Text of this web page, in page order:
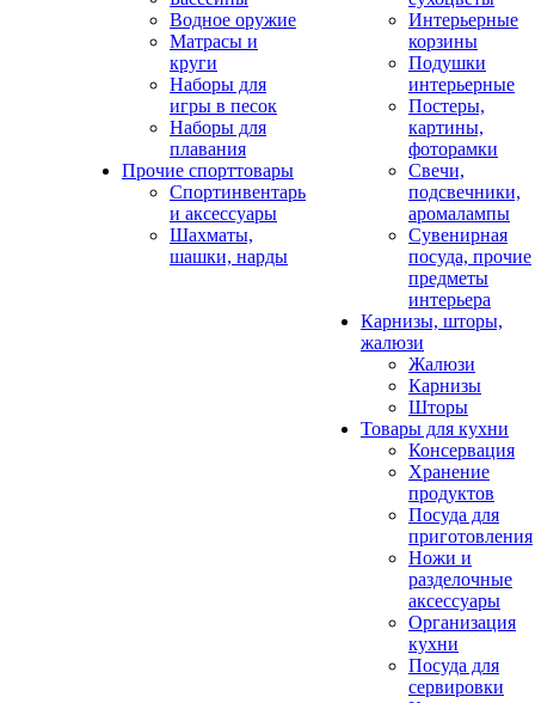
Водное оружие
Матрасы и
круги
Наборы для
игры в песок
Наборы для
плавания
Прочие спорттовары
Спортинвентарь
и аксессуары
Шахматы,
шашки, нарды
Интерьерные
корзины
Подушки
интерьерные
Постеры,
картины,
фоторамки
Свечи,
подсвечники,
аромалампы
Сувенирная
посуда, прочие
предметы
интерьера
Карнизы, шторы,
жалюзи
Жалюзи
Карнизы
Шторы
Товары для кухни
Консервация
Хранение
продуктов
Посуда для
приготовления
Ножи и
разделочные
аксессуары
Организация
кухни
Посуда для
сервировки